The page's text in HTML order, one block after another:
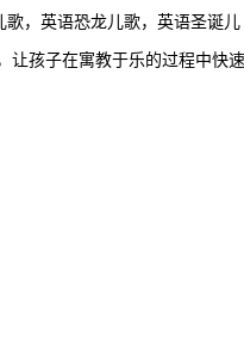
，英语恐龙儿歌，英语圣诞儿
让孩子在寓教于乐的过程中快